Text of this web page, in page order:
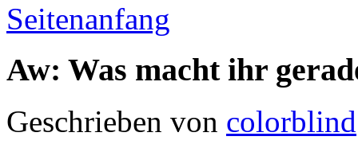
Seitenanfang
Aw: Was macht ihr
Geschrieben von colorblind